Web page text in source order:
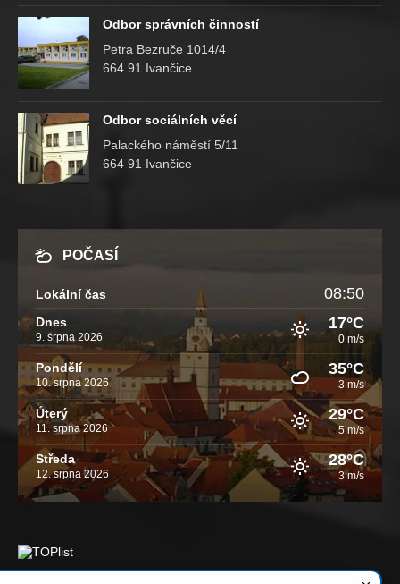
Odbor správních činností
Petra Bezruče 1014/4
664 91 Ivančice
Odbor sociálních věcí
Palackého náměstí 5/11
664 91 Ivančice
POČASÍ
Lokální čas 08:50
Dnes
9. srpna 2026
17°C
0 m/s
Pondělí
10. srpna 2026
35°C
3 m/s
Úterý
11. srpna 2026
29°C
5 m/s
Středa
12. srpna 2026
28°C
3 m/s